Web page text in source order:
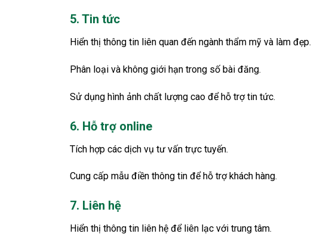
5. Tin tức
Hiển thị thông tin liên quan đến ngành thẩm mỹ và làm đẹp.
Phân loại và không giới hạn trong số bài đăng.
Sử dụng hình ảnh chất lượng cao để hỗ trợ tin tức.
6. Hỗ trợ online
Tích hợp các dịch vụ tư vấn trực tuyến.
Cung cấp mẫu điền thông tin để hỗ trợ khách hàng.
7. Liên hệ
Hiển thị thông tin liên hệ để liên lạc với trung tâm.